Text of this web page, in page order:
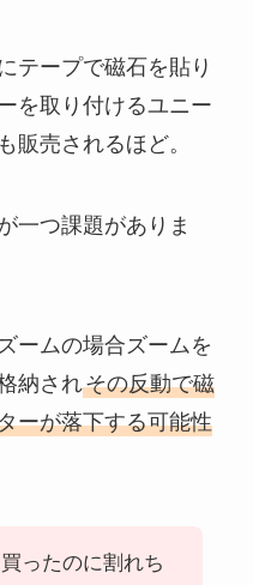
テープで磁石を貼り
を取り付けるユニー
販売されるほど。
一つ課題がありま
ームの場合ズームを
納されその反動で磁
ーが落下する可能性
ったのに割れち